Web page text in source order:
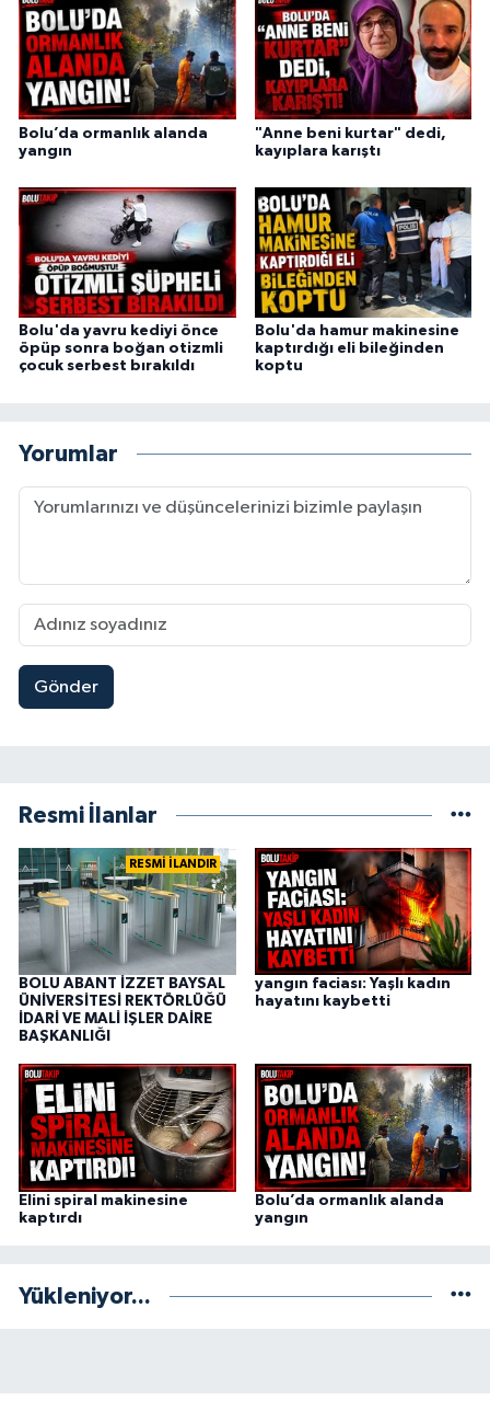
Bolu’da ormanlık alanda
yangın
"Anne beni kurtar" dedi,
kayıplara karıştı
Bolu'da yavru kediyi önce
öpüp sonra boğan otizmli
çocuk serbest bırakıldı
Bolu'da hamur makinesine
kaptırdığı eli bileğinden
koptu
Yorumlar
Gönder
Resmi İlanlar
RESMİ İLANDIR
BOLU ABANT İZZET BAYSAL
ÜNİVERSİTESİ REKTÖRLÜĞÜ
İDARİ VE MALİ İŞLER DAİRE
BAŞKANLIĞI
yangın faciası: Yaşlı kadın
hayatını kaybetti
Elini spiral makinesine
kaptırdı
Bolu’da ormanlık alanda
yangın
Yükleniyor...